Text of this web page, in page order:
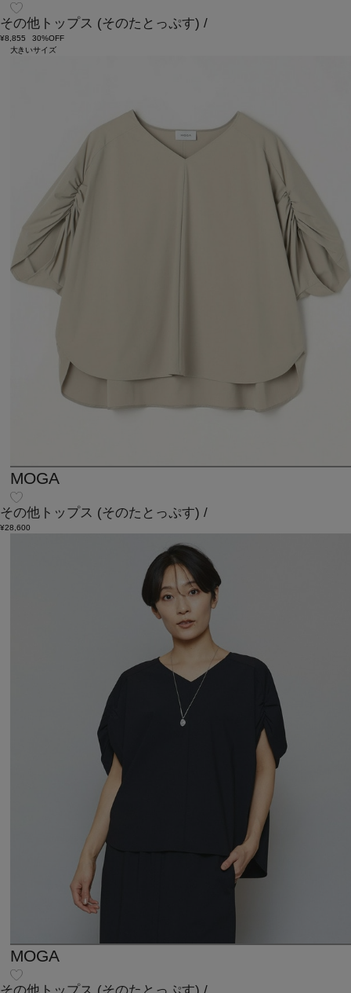
その他トップス (そのたとっぷす) /
¥8,855
30%OFF
大きいサイズ
MOGA
その他トップス (そのたとっぷす) /
¥28,600
MOGA
その他トップス (そのたとっぷす) /